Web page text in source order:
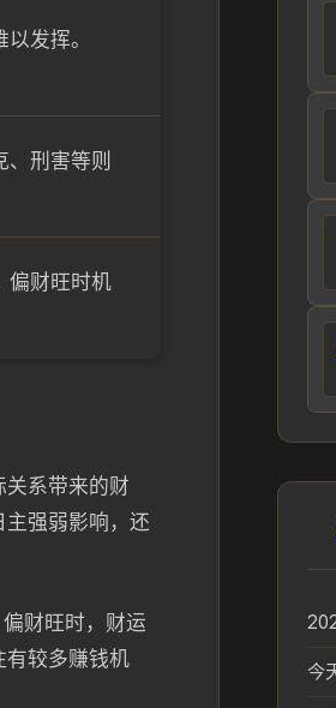
发挥。
刑害等则
偏财旺时机
系带来的财
强弱影响，还
财旺时，财运
有较多赚钱机